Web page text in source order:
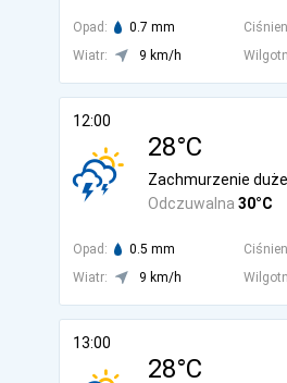
Opad: 0.7 mm
Wiatr:
9 km/h
12:00
28°C
Odczuwalna 30°C
Zachmurzenie
Opad: 0.5 mm
Wiatr:
9 km/h
13:00
28°C